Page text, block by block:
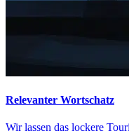
Relevanter Wortschatz
Wir lassen das lockere